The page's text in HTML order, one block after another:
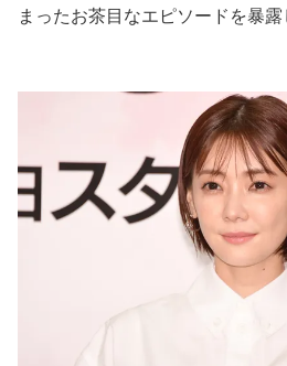
まったお茶目なエピソードを暴露